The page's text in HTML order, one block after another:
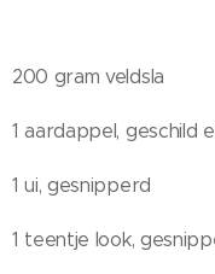
200 gram veldsla
1 aardappel, geschild
1 ui, gesnipperd
1 teentje look,